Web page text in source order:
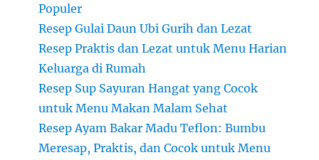
Populer
Resep Gulai Daun Ubi Gurih dan Lezat
Resep Praktis dan Lezat untuk Menu Harian
Keluarga di Rumah
Resep Sup Sayuran Hangat yang Cocok
untuk Menu Makan Malam Sehat
Resep Ayam Bakar Madu Teflon: Bumbu
Meresap, Praktis, dan Cocok untuk Menu